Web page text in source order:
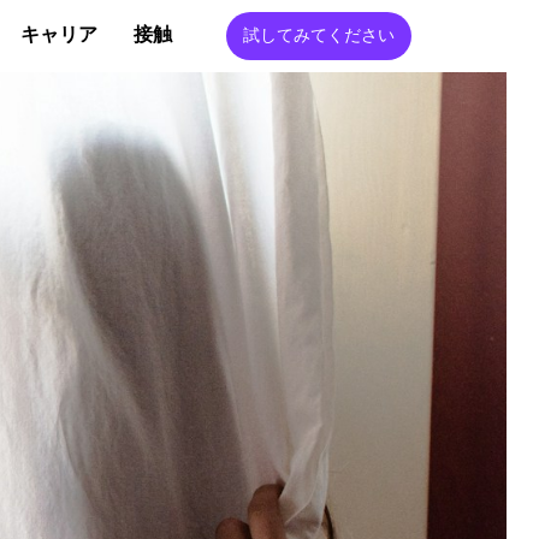
キャリア 接触 試してみてください